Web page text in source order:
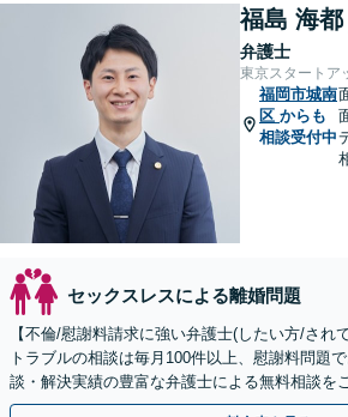
福島 海都
弁護士
東京スタートア
福岡市城南
区 からも
相談受付中
セックスレスによる離婚問題
【不倫/慰謝料請求に強い弁護士(したい方/され
トラブルの相談は毎月100件以上、慰謝料問題
談・解決実績の豊富な弁護士による無料相談を
倫相談は初回0円】【全国対応】